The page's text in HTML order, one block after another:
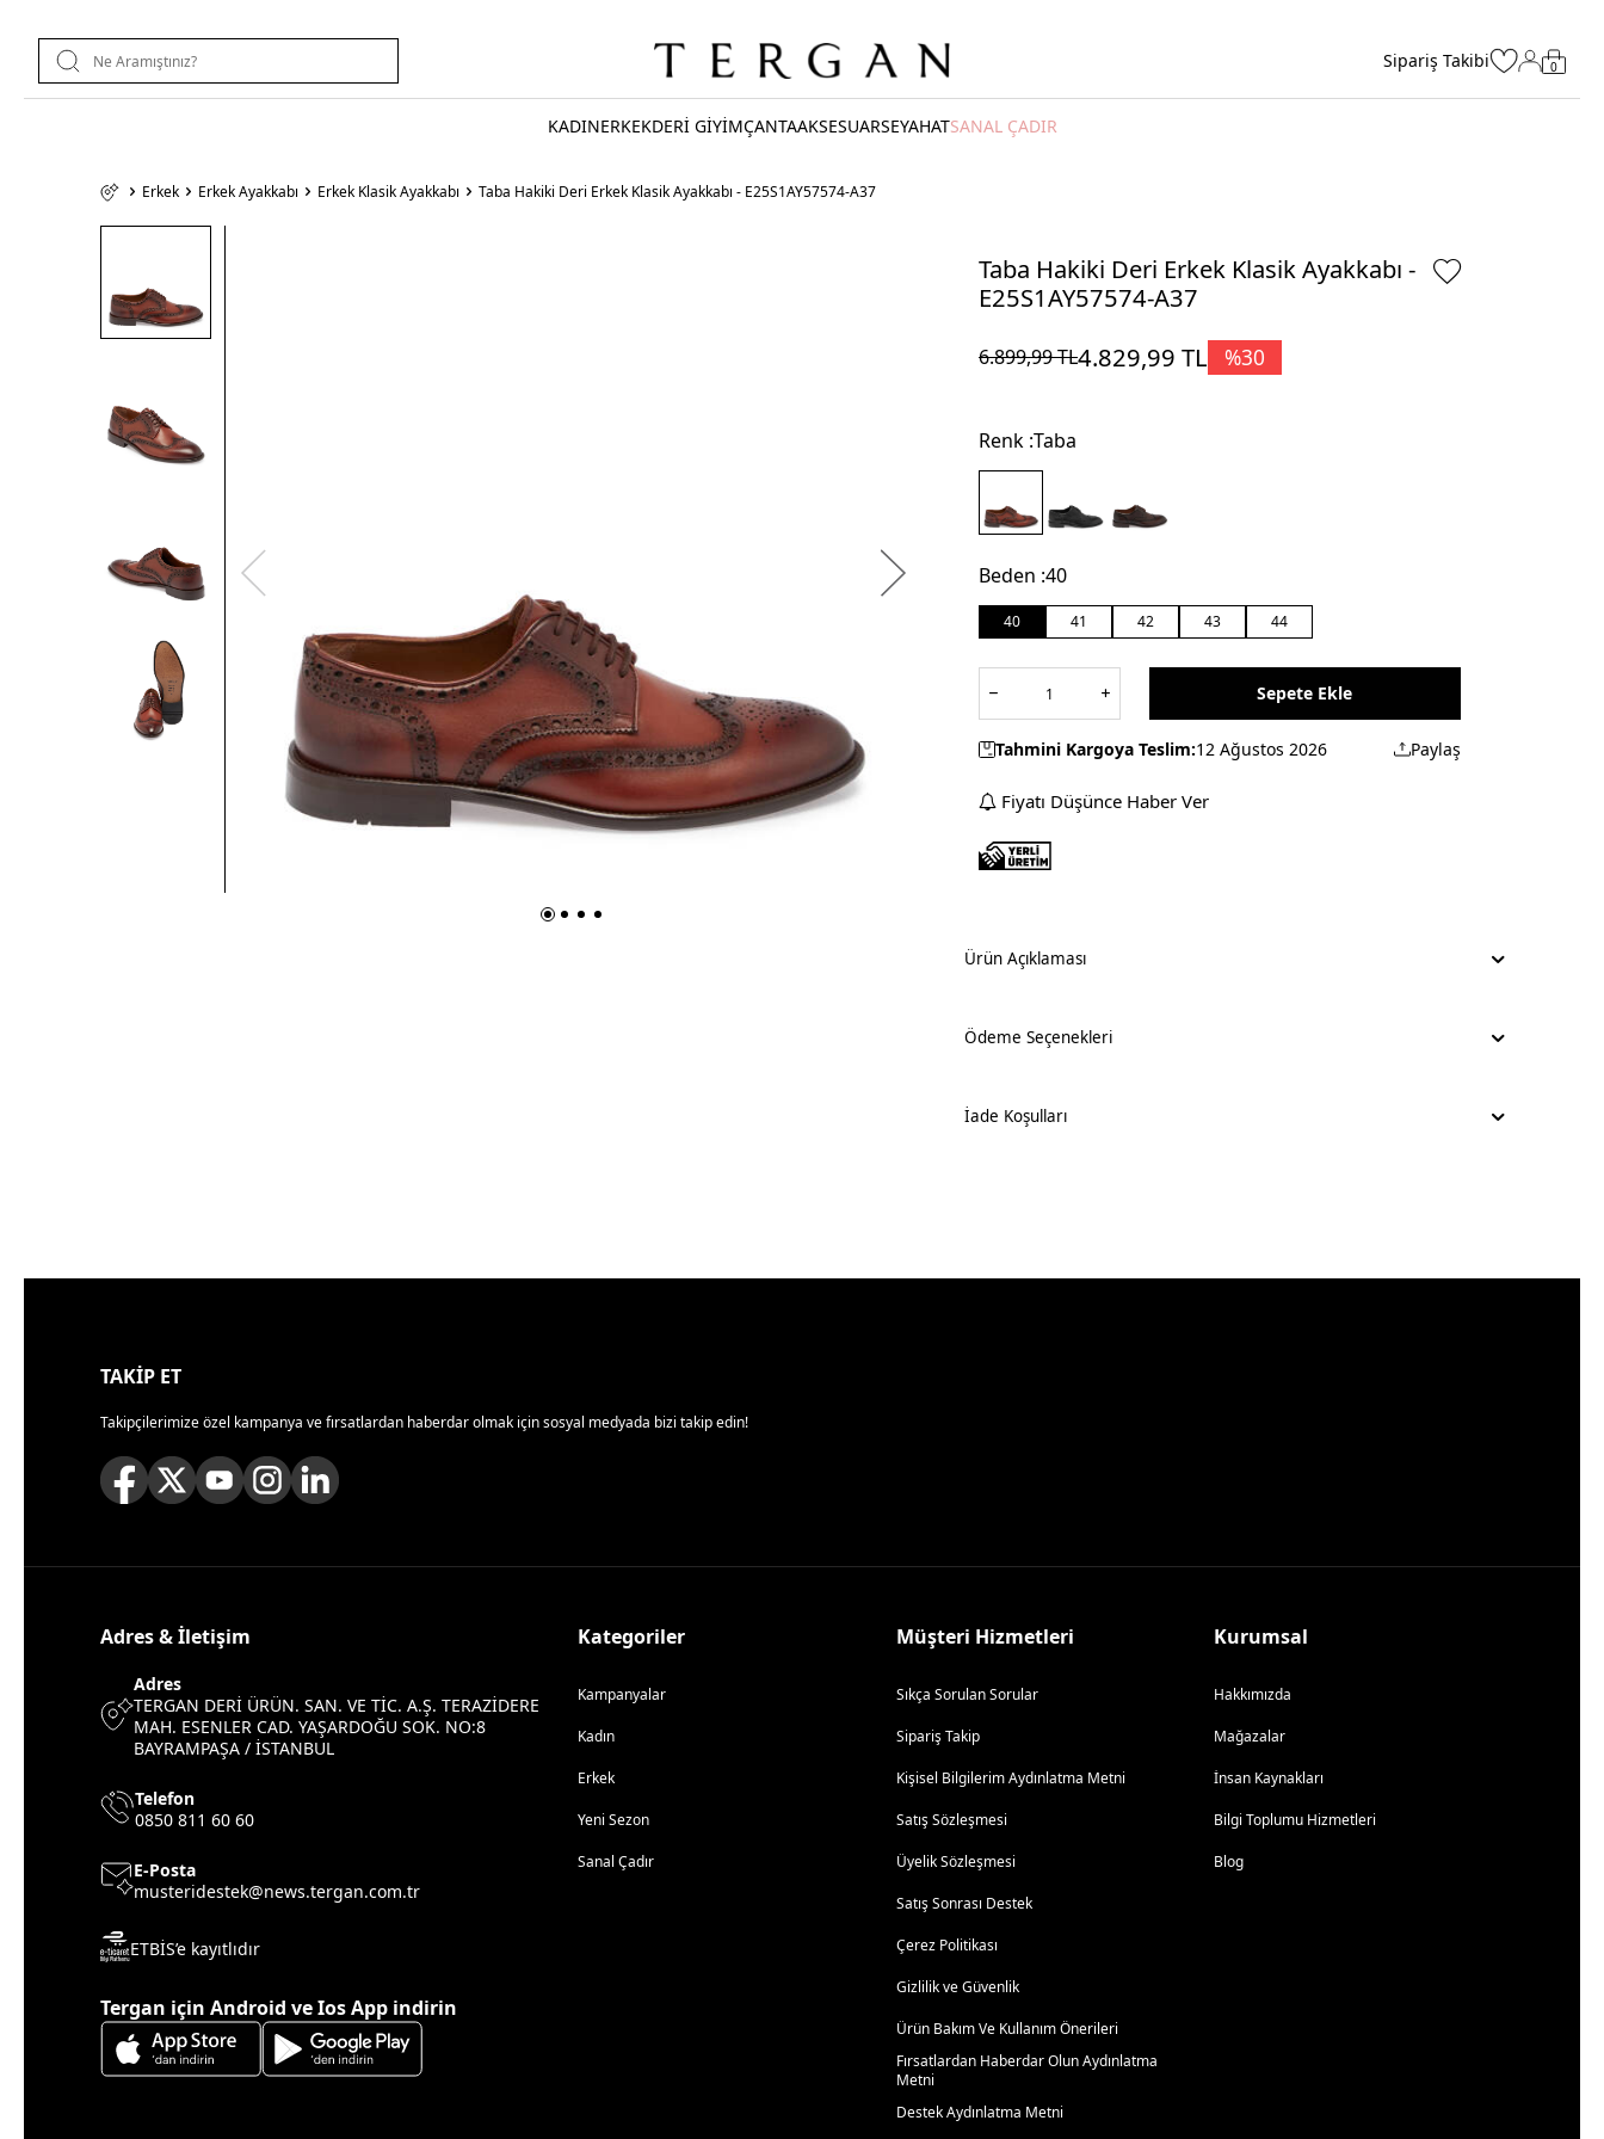
Sipariş Takibi 0
KADINERKEKDERİ GİYİMÇANTAAKSESUARSEYAHATSANAL ÇADIR
Erkek Erkek Ayakkabı Erkek Klasik Ayakkabı Taba Hakiki Deri Erkek Klasik Ayakkabı - E25S1AY57574-A37
Taba Hakiki Deri Erkek Klasik Ayakkabı -
E25S1AY57574-A37
6.899,99TL4.829,99 TL %30
Renk :Taba
Beden :40
40 41 42 43 44
Sepete Ekle
Tahmini Kargoya Teslim:12 Ağustos 2026 Paylaş
Fiyatı Düşünce Haber Ver
Ürün Açıklaması
Ödeme Seçenekleri
İade Koşulları
TAKİP ET
Takipçilerimize özel kampanya ve fırsatlardan haberdar olmak için sosyal medyada bizi takip edin!
Adres & İletişim
Adres
TERGAN DERİ ÜRÜN. SAN. VE TİC. A.Ş. TERAZİDERE
MAH. ESENLER CAD. YAŞARDOĞU SOK. NO:8
BAYRAMPAŞA / İSTANBUL
Telefon
0850 811 60 60
E-Posta
musteridestek@news.tergan.com.tr
ETBİS’e kayıtlıdır
Tergan için Android ve Ios App indirin
Kategoriler
Kampanyalar
Kadın
Erkek
Yeni Sezon
Sanal Çadır
Müşteri Hizmetleri
Sıkça Sorulan Sorular
Sipariş Takip
Kişisel Bilgilerim Aydınlatma Metni
Satış Sözleşmesi
Üyelik Sözleşmesi
Satış Sonrası Destek
Çerez Politikası
Gizlilik ve Güvenlik
Ürün Bakım Ve Kullanım Önerileri
Fırsatlardan Haberdar Olun Aydınlatma
Metni
Destek Aydınlatma Metni
Kurumsal
Hakkımızda
Mağazalar
İnsan Kaynakları
Bilgi Toplumu Hizmetleri
Blog